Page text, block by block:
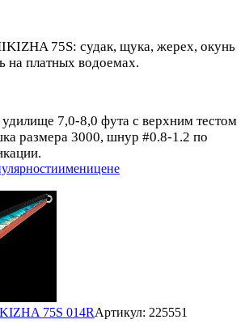
75S: судак, щука, жерех, окунь
на платных водоемах.
7,0-8,0 фута с верхним тестом
размера 3000, шнур #0.8-1.2 по
именицене
75S 014RАртикул: 225551